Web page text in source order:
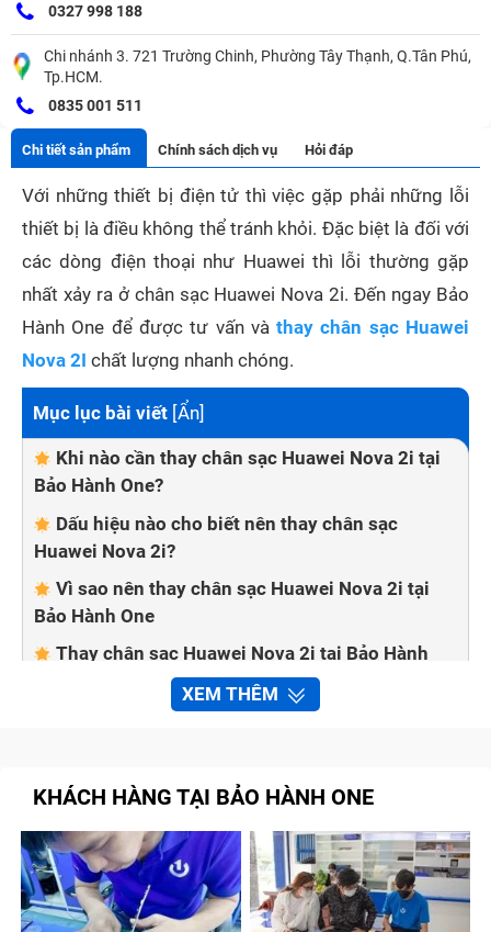
0327 998 188
Chi nhánh 3. 721 Trường Chinh, Phường Tây Thạnh, Q.Tân Phú,
Tp.HCM.
0835 001 511
Chi tiết sản phẩm Chính sách dịch vụ Hỏi đáp
Với những thiết bị điện tử thì việc gặp phải những lỗi
thiết bị là điều không thể tránh khỏi. Đặc biệt là đối với
các dòng điện thoại như Huawei thì lỗi thường gặp
nhất xảy ra ở chân sạc Huawei Nova 2i. Đến ngay Bảo
Hành One để được tư vấn vàthay chân sạc Huawei
Nova 2I chất lượng nhanh chóng.
Mục lục bài viết [Ẩn]
Khi nào cần thay chân sạc Huawei Nova 2i tại
Bảo Hành One?
Dấu hiệu nào cho biết nên thay chân sạc
Huawei Nova 2i?
Vì sao nên thay chân sạc Huawei Nova 2i tại
Bảo Hành One
Thay chân sạc Huawei Nova 2i tại Bảo Hành
One giá bao nhiêu?
Quy trình thay chân sạc Huawei Nova 2i tại Bảo
Bước 1: Kỹ thuật viên tiếp nhận sản phẩm và
kiểm tra
Bước 2: Báo giá cho khách hàng
Bước 3: Thay thế và sửa chữa
Bước 4: Vệ sinh và kiểm tra máy
XEM THÊM
KHÁCH HÀNG TẠI BẢO HÀNH ONE